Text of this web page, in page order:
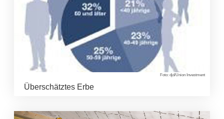
Foto: djd/Union Investment
Überschätztes Erbe